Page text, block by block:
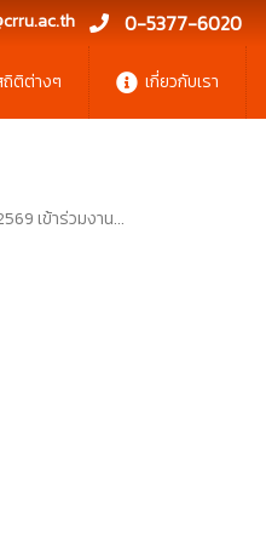
0-5377-6020
ติต่างๆ เกี่ยวกับเรา
เข้าร่วมงาน...